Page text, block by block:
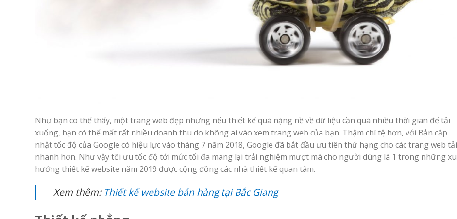
Như bạn có thể thấy, một trang web đẹp nhưng nếu thiết kế quá nặng nề về dữ liệu cần quá nhiều thời gian để tải
xuống, bạn có thể mất rất nhiều doanh thu do không ai vào xem trang web của bạn. Thậm chí tệ hơn, với Bản cập
nhật tốc độ của Google có hiệu lực vào tháng 7 năm 2018, Google đã bắt đầu ưu tiên thứ hạng cho các trang web tải
nhanh hơn. Như vậy tối ưu tốc độ tới mức tối đa mang lại trải nghiệm mượt mà cho người dùng là 1 trong những xu
hướng thiết kế website năm 2019 được cộng đồng các nhà thiết kế quan tâm.
Xem thêm: Thiết kế website bán hàng tại Bắc Giang